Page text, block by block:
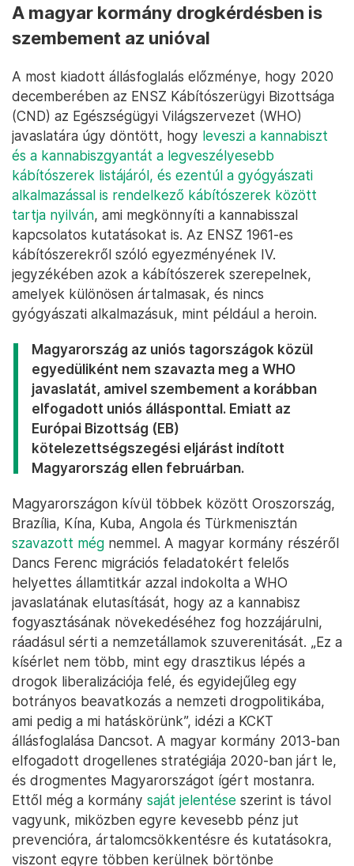
A magyar kormány drogkérdésben is
szembement az unióval
A most kiadott állásfoglalás előzménye, hogy 2020
decemberében az ENSZ Kábítószerügyi Bizottsága
(CND) az Egészségügyi Világszervezet (WHO)
javaslatára úgy döntött, hogy leveszi a kannabiszt
és a kannabiszgyantát a legveszélyesebb
kábítószerek listájáról, és ezentúl a gyógyászati
alkalmazással is rendelkező kábítószerek között
tartja nyilván, ami megkönnyíti a kannabisszal
kapcsolatos kutatásokat is. Az ENSZ 1961-es
kábítószerekről szóló egyezményének IV.
jegyzékében azok a kábítószerek szerepelnek,
amelyek különösen ártalmasak, és nincs
gyógyászati alkalmazásuk, mint például a heroin.
Magyarország az uniós tagországok közül
egyedüliként nem szavazta meg a WHO
javaslatát, amivel szembement a korábban
elfogadott uniós állásponttal. Emiatt az
Európai Bizottság (EB)
kötelezettségszegési eljárást indított
Magyarország ellen februárban.
Magyarországon kívül többek között Oroszország,
Brazília, Kína, Kuba, Angola és Türkmenisztán
szavazott még nemmel. A magyar kormány részéről
Dancs Ferenc migrációs feladatokért felelős
helyettes államtitkár azzal indokolta a WHO
javaslatának elutasítását, hogy az a kannabisz
fogyasztásának növekedéséhez fog hozzájárulni,
ráadásul sérti a nemzetállamok szuverenitását. „Ez a
kísérlet nem több, mint egy drasztikus lépés a
drogok liberalizációja felé, és egyidejűleg egy
botrányos beavatkozás a nemzeti drogpolitikába,
ami pedig a mi hatáskörünk”, idézi a KCKT
állásfoglalása Dancsot. A magyar kormány 2013-ban
elfogadott drogellenes stratégiája 2020-ban járt le,
és drogmentes Magyarországot ígért mostanra.
Ettől még a kormány saját jelentése szerint is távol
vagyunk, miközben egyre kevesebb pénz jut
prevencióra, ártalomcsökkentésre és kutatásokra,
viszont egyre többen kerülnek börtönbe